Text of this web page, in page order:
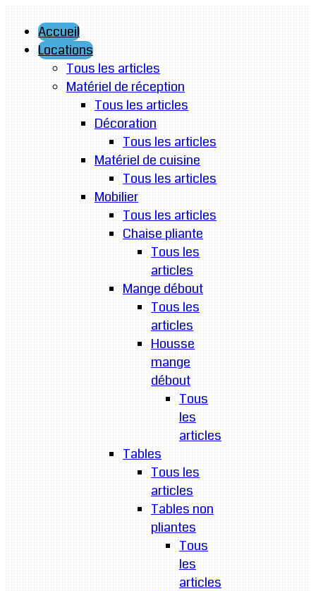
Accueil
Locations
Tous les articles
Matériel de réception
Tous les articles
Décoration
Tous les articles
Matériel de cuisine
Tous les articles
Mobilier
Tous les articles
Chaise pliante
Tous les
articles
Mange débout
Tous les
articles
Housse
mange
débout
Tous
les
articles
Tables
Tous les
articles
Tables non
pliantes
Tous
les
articles